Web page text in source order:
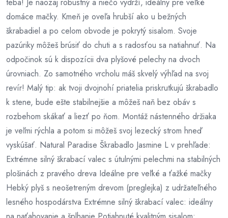
domáce mačky. Kmeň je oveľa hrubší ako u bežných
škrabadiel a po celom obvode je pokrytý sisalom. Svoje
pazúriky môžeš brúsiť do chuti a s radosťou sa natiahnuť. Na
odpočinok sú k dispozícii dva plyšové pelechy na dvoch
úrovniach. Zo samotného vrcholu máš skvelý výhľad na svoj
revír! Malý tip: ak tvoji dvojnohí priatelia priskrutkujú škrabadlo
k stene, bude ešte stabilnejšie a môžeš naň bez obáv s
rozbehom skákať a liezť po ňom. Montáž nástenného držiaka
je veľmi rýchla a potom si môžeš svoj lezecký strom hneď
vyskúšať. Natural Paradise Škrabadlo Jasmine L v prehľade:
Extrémne silný škrabací valec s útulnými pelechmi na stabilných
plošinách z pravého dreva Ideálne pre veľké a ťažké mačky
Hebký plyš s neošetreným drevom (preglejka) z udržateľného
lesného hospodárstva Extrémne silný škrabací valec: ideálny